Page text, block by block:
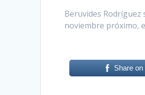
Beruvides Rodríguez
noviembre próximo,
Share